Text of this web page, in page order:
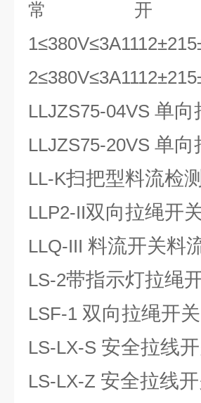
常开
LLJZS75-04VS 单向
LLJZS75-20VS 单向
LL-K扫把型料流检
LLP2-II双向拉绳开
LLQ-III 料流开关料
LS-2带指示灯拉绳
LSF-1 双向拉绳开关
LS-LX-S 安全拉线
LS-LX-Z 安全拉线